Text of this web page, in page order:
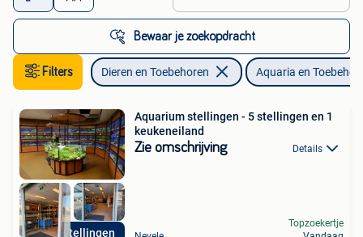
Bewaar je zoekopdracht
Filters Dieren en Toebehoren Aquaria en
Juwel Stellingen
Aquarium stellingen - 5 stellingen en 1
keukeneiland
Zie omschrijving Details
Topzoekertje